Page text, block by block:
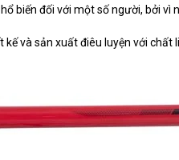
biến đối với một số người, bởi vì
kế và sản xuất điêu luyện với